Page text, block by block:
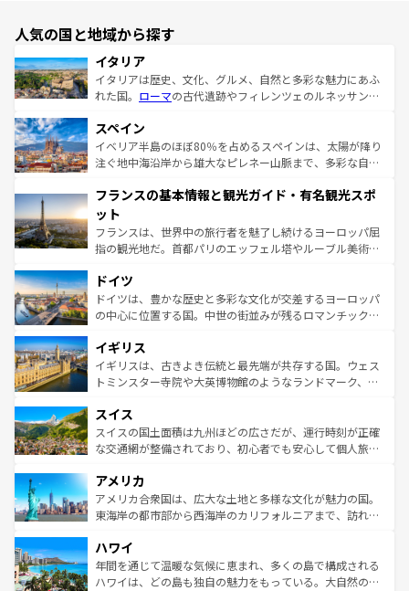
人気の国と地域から探す
イタリア
イタリアは歴史、文化、グルメ、自然と多彩な魅力にあふ
れた国。 ローマの古代遺跡やフィレンツェのルネッサンス
ろん、トスカーナの美しい田園風景やアマルフィ海岸の絶
景など、自然景観も見逃せない。観光の合間には、本場の
ピザやパスタなど、絶品のイタリア料理を堪能することも
ませてくれるイタリアで、忘れられない旅をしてみよう！
なお、新着のイタリア情報は
しい。
スペイン
イベリア半島のほぼ80％を占めるスペインは、太陽が降り
注ぐ地中海沿岸から雄大なピレネー山脈まで、多彩な自然
文化が根付くこの国では、情熱的なフラメンコ、熱気あふ
れる闘牛、そして美味しいタパスが生活の一部となってい
る。首都マドリードの洗練された雰囲気や、バルセロナの
アートに溢れた街角から、地方では古代ローマ遺跡や中世
せる。地方によって風土や気候が異なるスペインはその個
性で訪れる人を魅了する。 なお、新着のスペイン情報は コ
ンテンツ一覧を参照してほしい。
フランスの基本情報と観光ガイド・有名観光スポ
ット
フランスは、世界中の旅行者を魅了し続けるヨーロッパ屈
指の観光地だ。首都パリのエッフェル塔やルーブル美術館
で、幅広い魅力が詰まっている。華麗な宮殿、歴史的な大
聖堂、美しいビーチ、そして豊かな自然が、訪れる者を心
から魅了する。また、フランスは美食の国としても知ら
いる。シャンパンの発祥地であるランス、プロヴァンスの
香り高いラベンダー畑など、多彩な楽しみ方が可能だ。さ
らに、パリ以外の地域にも魅力が溢れており、どの街角に
れる地方に足を運ぶとそれぞれで全く異なる文化を体験で
きるだろう。 なお、新着のフランス情報はコンテンツ一覧
を参照してほしい。
ドイツ
ドイツは、豊かな歴史と多彩な文化が交差するヨーロッパ
の中心に位置する国。中世の街並みが残るロマンチック街
顔を持つこの国は、どこを歩いても飽きることがない。ベ
ルリンの文化的活気、バイエルン州のアルプスの絶景、そ
してライン川沿いのワイン畑といった風景は必見。ビール
は、お酒好きな人にはぜひ体験してほしい。 なお、新着の
ドイツ情報はコンテンツ一覧を参照してほしい。
イギリス
イギリスは、古きよき伝統と最先端が共存する国。ウェス
トミンスター寺院や大英博物館のようなランドマーク、歴
リアごとに異なる魅力がある。また、優雅なアフタヌーン
ティー、ビール好きにはたまらない英国パブ、サッカー観
戦など、本場だからこそできる体験も豊富。イギリスを旅
ンツ一覧を参照してほしい。
スイス
スイスの国土面積は九州ほどの広さだが、運行時刻が正確
な交通網が整備されており、初心者でも安心して個人旅行
の建物がそのまま残る町や、スイスならではのユニークな
博物館もあり、アルプス観光だけでなく町歩きも満喫する
ことができる。国民の所得が高いため物価も高いが、旅行
ば市内交通費無料で観光を楽しむこともできる。 なお、新
着のスイス情報はコンテンツ一覧 を参照してほしい。
アメリカ
アメリカ合衆国は、広大な土地と多様な文化が魅力の国。
東海岸の都市部から西海岸のカリフォルニアまで、訪れる
のような巨大都市は、観光、ショッピング、エンターテイ
ンメントが詰まった刺激的なスポットだ。一方、アメリカ
西部には大自然が広がり、グランドキャニオンやイエロー
ハワイ
年間を通じて温暖な気候に恵まれ、多くの島で構成される
ハワイは、どの島も独自の魅力をもっている。大自然の神